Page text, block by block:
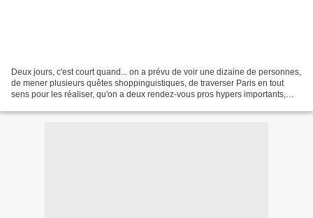
Deux jours, c'est court quand... on a prévu de voir une dizaine de personnes,
de mener plusieurs quêtes shoppinguistiques, de traverser Paris en tout
sens pour les réaliser, qu'on a deux rendez-vous pros hypers importants,